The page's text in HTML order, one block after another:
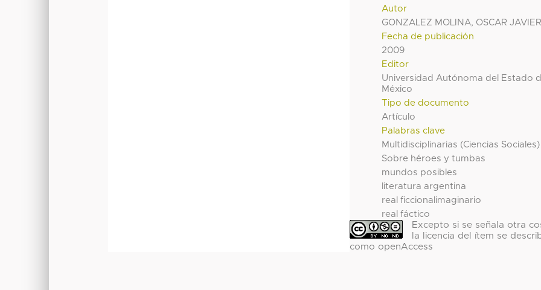
Autor
GONZALEZ MOLINA, OSCAR
Fecha de publicación
2009
Editor
Universidad Autónoma del Estado
México
Tipo de documento
Artículo
Palabras clave
Multidisciplinarias (Ciencias Sociales)
Sobre héroes y tumbas
mundos posibles
literatura argentina
real ficcionalimaginario
real fáctico
Excepto si se señala otra
la licencia del ítem se
como openAccess